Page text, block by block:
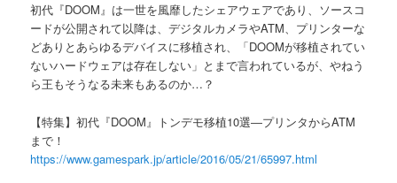
初代『DOOM』は一世を風靡したシェアウェアであり、ソースコ
ードが公開されて以降は、デジタルカメラやATM、プリンターな
どありとあらゆるデバイスに移植され、「DOOMが移植されてい
ないハードウェアは存在しない」とまで言われているが、やねう
ら王もそうなる未来もあるのか…？
【特集】初代『DOOM』トンデモ移植10選―プリンタからATM
まで！
https://www.gamespark.jp/article/2016/05/21/65997.html